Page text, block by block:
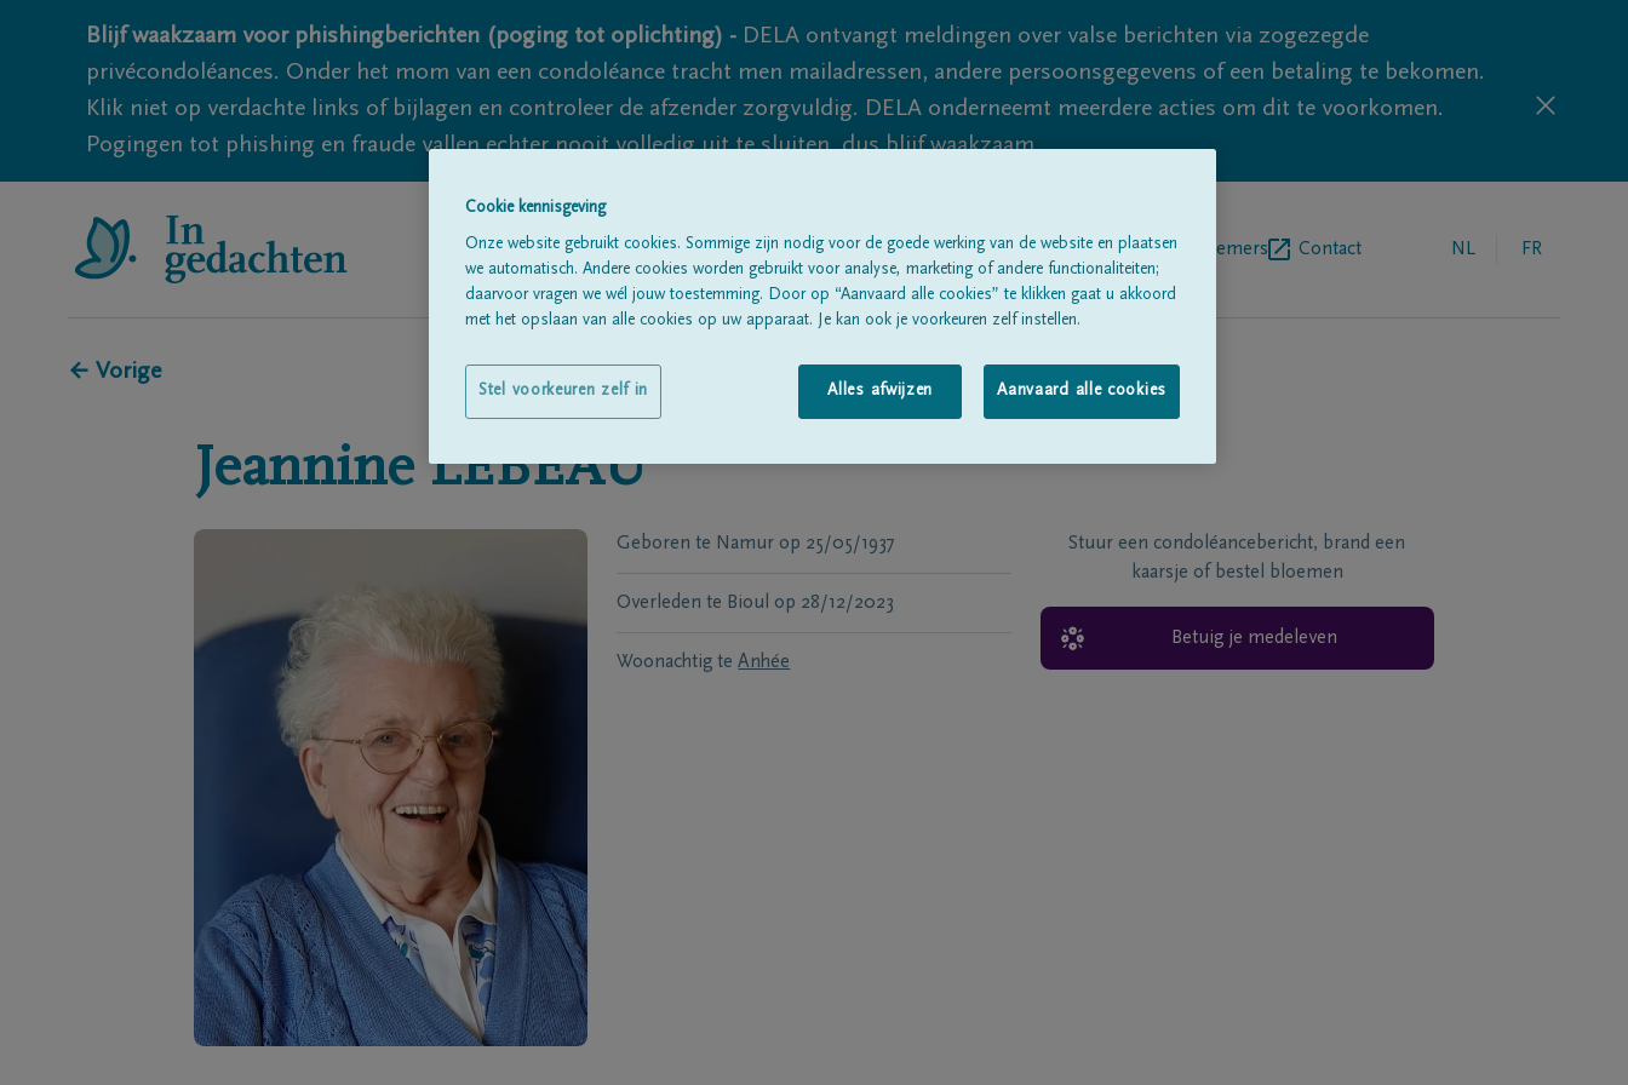
Blijf waakzaam voor phishingberichten (poging tot oplichting) - DELA ontvangt meldingen over valse berichten via zogezegde
privécondoléances. Onder het mom van een condoléance tracht men mailadressen, andere persoonsgegevens of een betaling te bekomen.
Klik niet op verdachte links of bijlagen en controleer de afzender zorgvuldig. DELA onderneemt meerdere acties om dit te voorkomen.
Pogingen tot phishing en fraude vallen echter nooit volledig uit te sluiten, dus blijf waakzaam.
Alle rouwberichtenOver onsBegrafenisondernemers Contact NL FR
← Vorige
Jeannine LEBEAU
Geboren te Namur op 25/05/1937
Overleden te Bioul op 28/12/2023
Woonachtig te Anhée
Stuur een condoléancebericht, brand een
kaarsje of bestel bloemen
Betuig je medeleven
Cookie kennisgeving
Onze website gebruikt cookies. Sommige zijn nodig voor de goede werking van de website en plaatsen
we automatisch. Andere cookies worden gebruikt voor analyse, marketing of andere functionaliteiten;
daarvoor vragen we wél jouw toestemming. Door op “Aanvaard alle cookies” te klikken gaat u akkoord
met het opslaan van alle cookies op uw apparaat. Je kan ook je voorkeuren zelf instellen.
Alles afwijzen Aanvaard alle cookies
Stel voorkeuren zelf in